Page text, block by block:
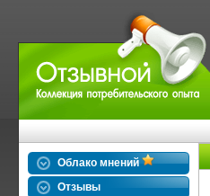
Облако мнений
Отзывы